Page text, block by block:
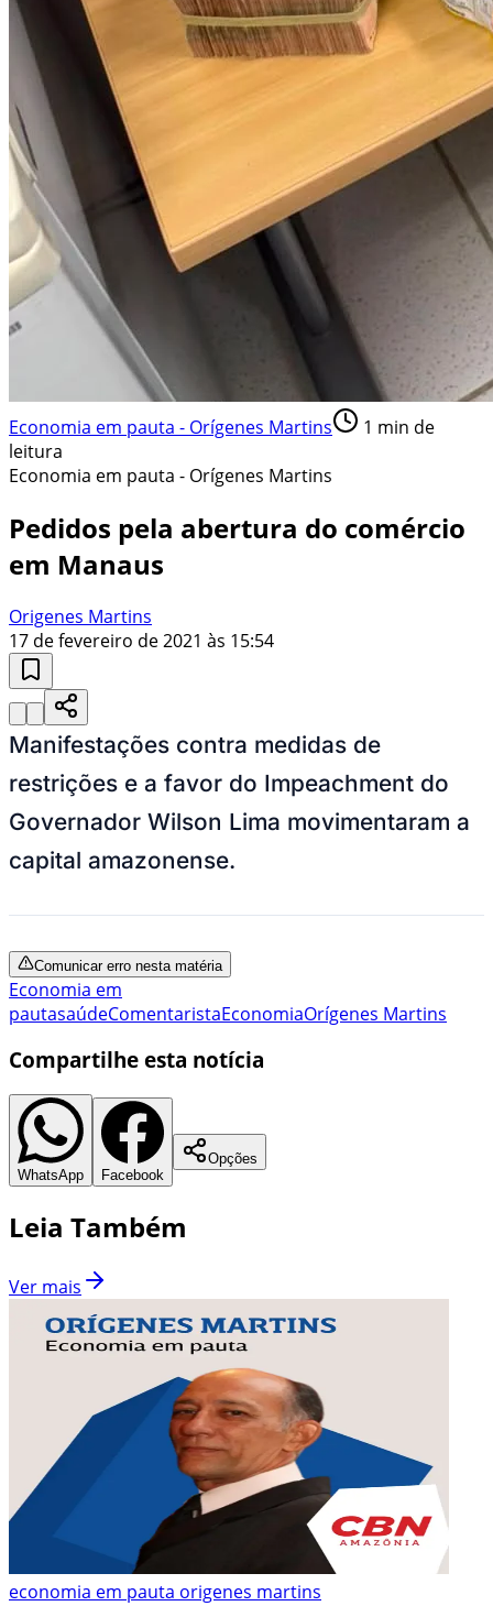
Economia em pauta - Orígenes Martins 1 min de
leitura
Economia em pauta - Orígenes Martins
Pedidos pela abertura do comércio
em Manaus
Origenes Martins
17 de fevereiro de 2021 às 15:54
Manifestações contra medidas de
restrições e a favor do Impeachment do
Governador Wilson Lima movimentaram a
capital amazonense.
Comunicar erro nesta matéria
Economia em
pautasaúdeComentaristaEconomiaOrígenes Martins
Compartilhe esta notícia
WhatsApp Facebook
Opções
Leia Também
Ver mais
economia em pauta origenes martins